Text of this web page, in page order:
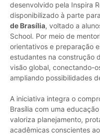
desenvolvido pela Inspira
disponibilizado à parte
de Brasília, voltado a
School. Por meio de
orientativos e preparação
estudantes na construção
visão global, conectando-
ampliando possibilidades
A iniciativa integra o
Brasília com uma
valoriza planejamento,
acadêmicas conscientes